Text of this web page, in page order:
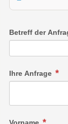
Betreff der
Ihre Anfrage